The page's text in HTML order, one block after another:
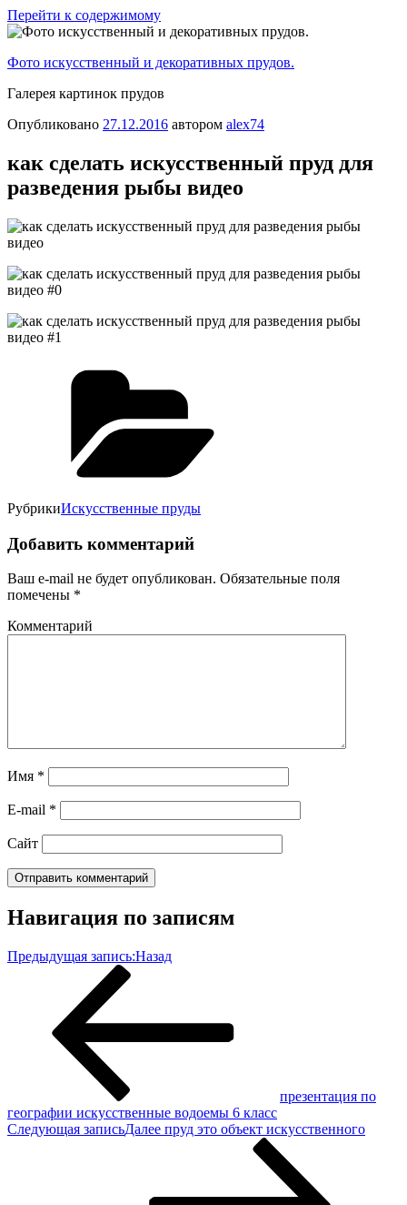
Перейти к содержимому
Фото искусственный и декоративных прудов.
Галерея картинок прудов
Опубликовано 27.12.2016 автором alex74
как сделать искусственный пруд для
разведения рыбы видео
РубрикиИскусственные пруды
Добавить комментарий
Ваш e-mail не будет опубликован. Обязательные поля
помечены *
Комментарий
Имя *
E-mail *
Сайт
Навигация по записям
Предыдущая запись:Назад
презентация по
географии искусственные водоемы 6 класс
Следующая записьДалее пруд это объект искусственного